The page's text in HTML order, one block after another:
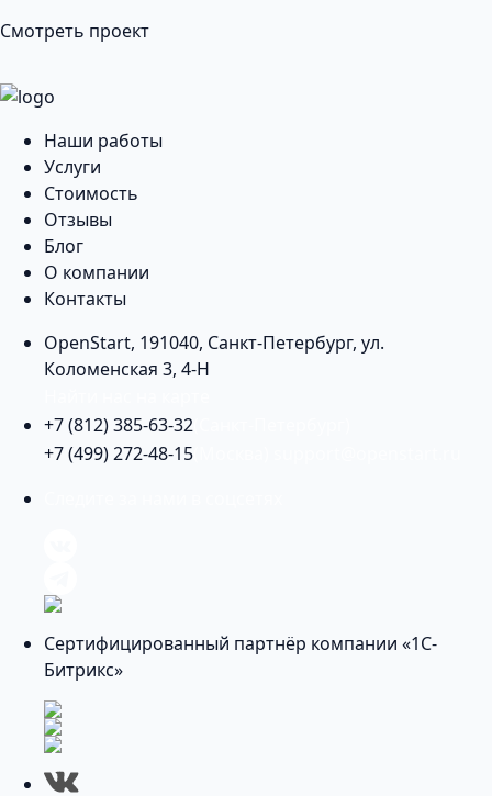
Смотреть проект
Наши работы
Услуги
Стоимость
Отзывы
Блог
О компании
Контакты
OpenStart, 191040, Санкт-Петербург, ул.
Коломенская 3, 4-Н
+7 (812) 385-63-32
+7 (499) 272-48-15
Сертифицированный партнёр компании «1С-
Битрикс»